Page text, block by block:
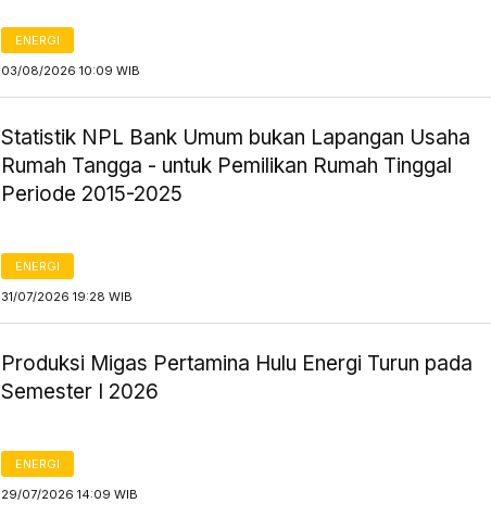
ENERGI
03/08/2026 10:09 WIB
Statistik NPL Bank Umum bukan Lapangan Usaha
Rumah Tangga - untuk Pemilikan Rumah Tinggal
Periode 2015-2025
ENERGI
31/07/2026 19:28 WIB
Produksi Migas Pertamina Hulu Energi Turun pada
Semester I 2026
ENERGI
29/07/2026 14:09 WIB